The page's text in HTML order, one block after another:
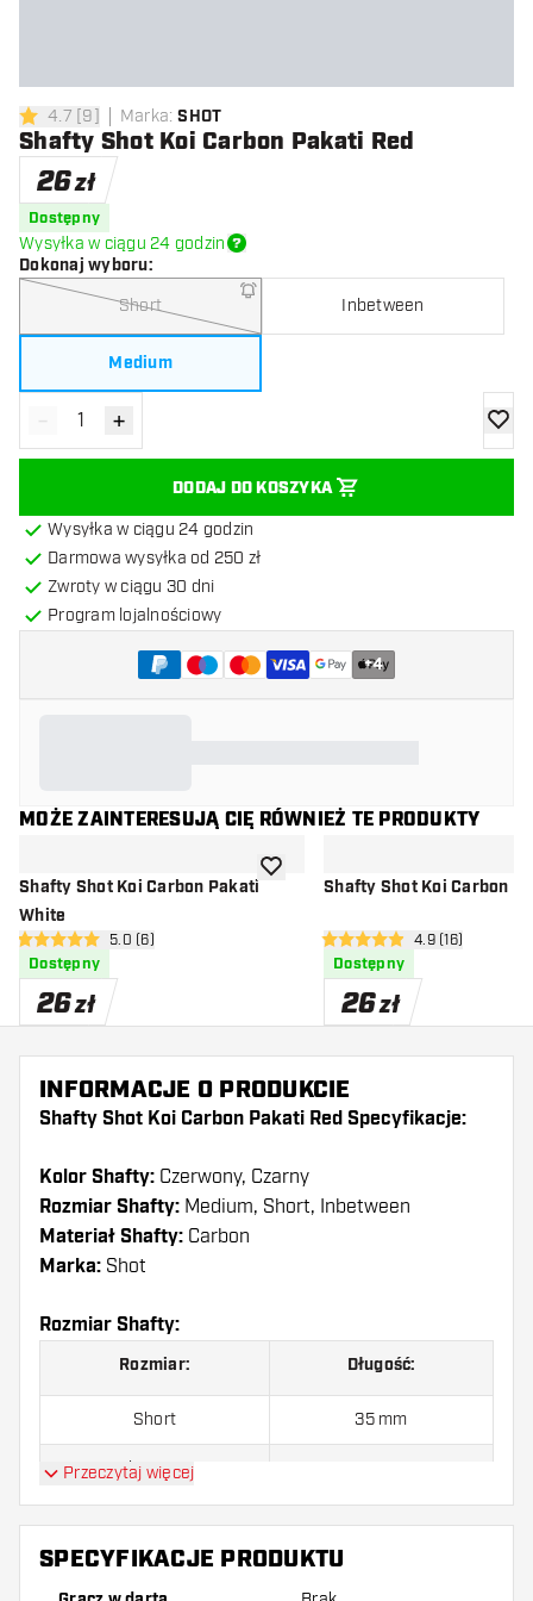
4.7 gwiazdki oceny
4.7 [9] Marka: SHOT
Shafty Shot Koi Carbon Pakati Red
26zł
Dostępny
Wysyłka w ciągu 24 godzin
Dokonaj wyboru:
Short Inbetween
Medium
Zmniejsz ilość
- Zwiększ ilość
+
DODAJ DO KOSZYKA
Wysyłka w ciągu 24 godzin
Darmowa wysyłka od 250 zł
Zwroty w ciągu 30 dni
Program lojalnościowy
+4
MOŻE ZAINTERESUJĄ CIĘ RÓWNIEŻ TE PRODUKTY
Shafty Shot Koi Carbon Pakati
White
otwórz panel recenzji
5 gwiazdki oceny5.0 (6)
Dostępny
26zł
dodaj do listy życzeń
Shafty Shot Koi Carbon
otwórz panel
4.9 gwiazdki oceny
4.9 (16)
Dostępny
26zł
INFORMACJE O PRODUKCIE
Shafty Shot Koi Carbon Pakati Red Specyfikacje:
Kolor Shafty: Czerwony, Czarny
Rozmiar Shafty: Medium, Short, Inbetween
Materiał Shafty: Carbon
Marka: Shot
Rozmiar Shafty:
Rozmiar: Długość:
Short 35 mm
Inbetween
Medium 48 mm
Przeczytaj więcej
SPECYFIKACJE PRODUKTU